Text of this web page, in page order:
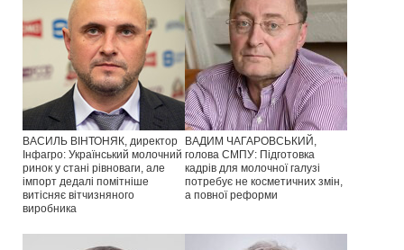
ВАСИЛЬ ВІНТОНЯК, директор
Інфагро: Український молочний
ринок у стані рівноваги, але
імпорт дедалі помітніше
витісняє вітчизняного
виробника
ВАДИМ ЧАГАРОВСЬКИЙ,
голова СМПУ: Підготовка
кадрів для молочної галузі
потребує не косметичних змін,
а повної реформи